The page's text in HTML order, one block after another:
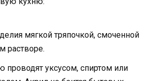
мягкой тряпочкой, смоченной
растворе.
уксусом, спиртом или